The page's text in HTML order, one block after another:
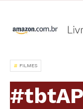
FILMES